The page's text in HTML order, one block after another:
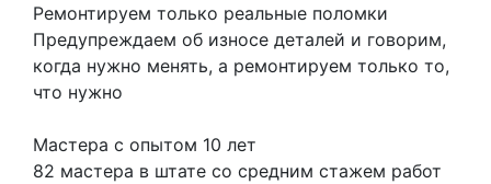
Ремонтируем только реальные поломки
Предупреждаем об износе деталей и говорим,
когда нужно менять, а ремонтируем только то,
что нужно
Мастера с опытом 10 лет
82 мастера в штате со средним стажем работ